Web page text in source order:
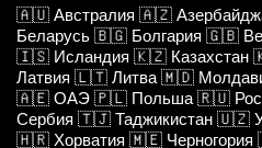
🇦🇺 Австралия 🇦🇿
Беларусь 🇧🇬 Болгария 🇬🇧
🇮🇸 Исландия 🇰🇿 Казахстан
Латвия 🇱🇹 Литва 🇲🇩
🇦🇪 ОАЭ 🇵🇱 Польша 🇷🇺
Сербия 🇹🇯 Таджикистан 🇺🇿
🇭🇷 Хорватия 🇲🇪 Черногория